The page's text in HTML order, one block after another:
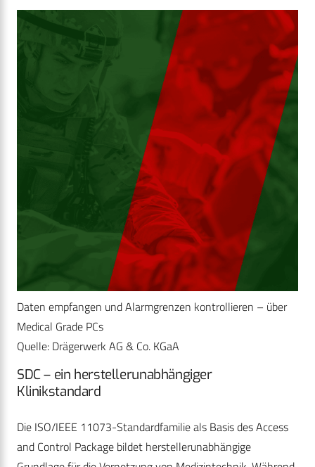
Daten empfangen und Alarmgrenzen kontrollieren – über
Medical Grade PCs
Quelle: Drägerwerk AG & Co. KGaA
SDC – ein herstellerunabhängiger
Klinikstandard
Die ISO/IEEE 11073-Standardfamilie als Basis des Access
and Control Package bildet herstellerunabhängige